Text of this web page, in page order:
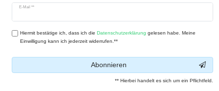
E-Mail **
Newsletter
Hiermit bestätige ich, dass ich dieDaten­schutz­erklärung gelesen habe. Meine
Einwilligung kann ich jederzeit widerrufen.**
Abonnieren
** Hierbei handelt es sich um ein Pflichtfeld.